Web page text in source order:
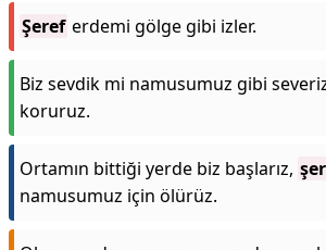
Şeref erdemi gölge gibi izler.
Biz sevdik mi namusumuz gibi
koruruz.
Ortamın bittiği yerde biz başlarız,
namusumuz için ölürüz.